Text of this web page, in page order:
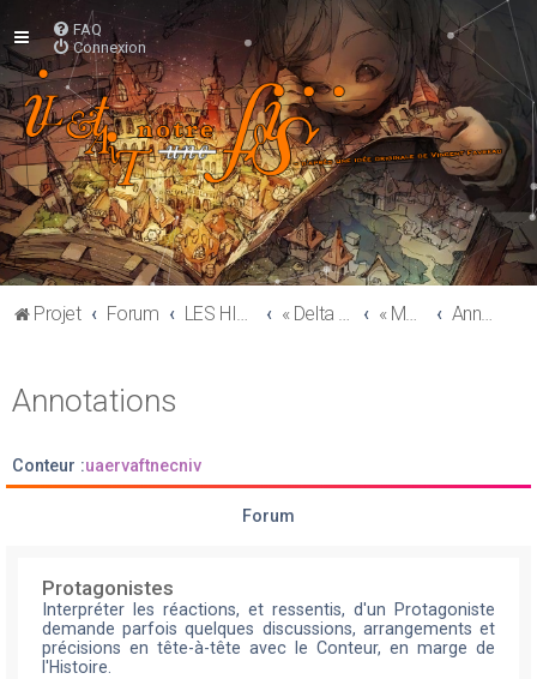
FAQ
Connexion
Projet Forum LES HISTOIRES « Delta Green » « Marionnettes et Ombres Chinoises » Annotations
Annotations
Conteur :uaervaftnecniv
Forum
Protagonistes
Interpréter les réactions, et ressentis, d'un Protagoniste
demande parfois quelques discussions, arrangements et
précisions en tête-à-tête avec le Conteur, en marge de
l'Histoire.